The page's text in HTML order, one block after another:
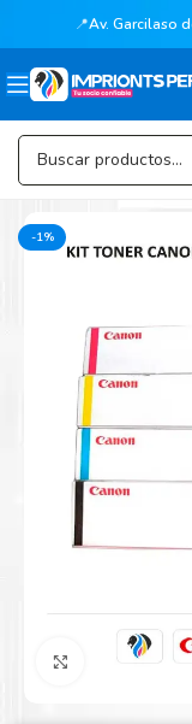
📍Av. Garcilaso
-1%
Agrandar